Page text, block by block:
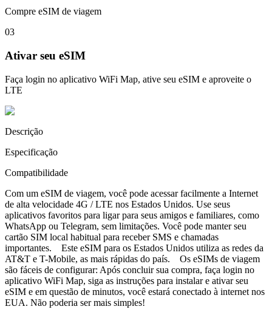
Compre eSIM de viagem
03
Ativar seu eSIM
Faça login no aplicativo WiFi Map, ative seu eSIM e aproveite o
LTE
Descrição
Especificação
Compatibilidade
Com um eSIM de viagem, você pode acessar facilmente a Internet
de alta velocidade 4G / LTE nos Estados Unidos. Use seus
aplicativos favoritos para ligar para seus amigos e familiares, como
WhatsApp ou Telegram, sem limitações. Você pode manter seu
cartão SIM local habitual para receber SMS e chamadas
importantes. Este eSIM para os Estados Unidos utiliza as redes da
AT&T e T-Mobile, as mais rápidas do país. Os eSIMs de viagem
são fáceis de configurar: Após concluir sua compra, faça login no
aplicativo WiFi Map, siga as instruções para instalar e ativar seu
eSIM e em questão de minutos, você estará conectado à internet nos
EUA. Não poderia ser mais simples!